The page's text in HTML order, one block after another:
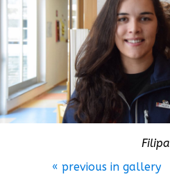
Filipa
« previous in gallery